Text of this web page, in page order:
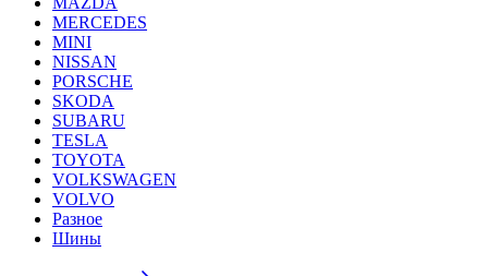
MERCEDES
MINI
NISSAN
PORSCHE
SKODA
SUBARU
TESLA
TOYOTA
VOLKSWAGEN
VOLVO
Разное
Шины